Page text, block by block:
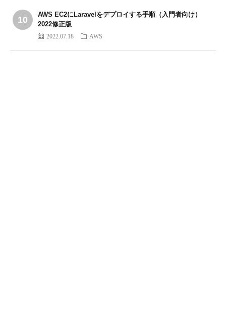
AWS EC2にLaravelをデプロイする手順（入門者向け）
2022修正版
2022.07.18 AWS